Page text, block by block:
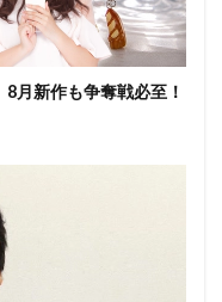
月新作も争奪戦必至！